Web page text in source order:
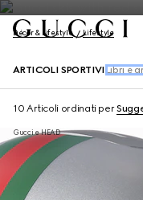
Décor & Lifestyle Lifestyle
ARTICOLI SPORTIVI Libri e
10 Articoli ordinati per
Gucci e HEAD